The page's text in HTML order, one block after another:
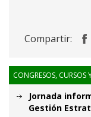
Compartir:
CONGRESOS, CURSOS
Jornada
Gestión